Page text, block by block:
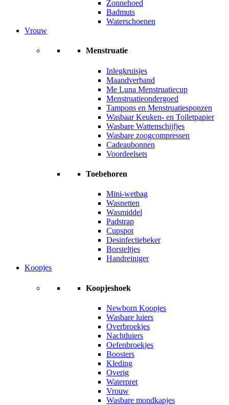
Zonnehoed
Badmuts
Waterschoenen
Vrouw
Menstruatie
Inlegkruisjes
Maandverband
Me Luna Menstruatiecup
Menstruatieondergoed
Tampons en Menstruatiesponzen
Wasbaar Keuken- en Toiletpapier
Wasbare Wattenschijfjes
Wasbare zoogcompressen
Cadeaubonnen
Voordeelsets
Toebehoren
Mini-wetbag
Wasnetten
Wasmiddel
Padstrap
Cupspot
Desinfectiebeker
Borsteltjes
Handreiniger
Koopjes
Koopjeshoek
Newborn Koopjes
Wasbare luiers
Overbroekjes
Nachtluiers
Oefenbroekjes
Boosters
Kleding
Overig
Waterpret
Vrouw
Wasbare mondkapjes